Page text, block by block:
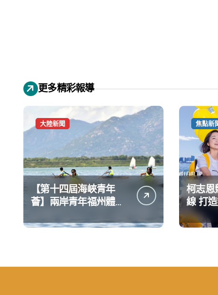
更多精彩報導
大陸新聞
【第十四屆海峽青年
薈】兩岸青年福州體驗
焦點新
柯志恩
線 打
公開五